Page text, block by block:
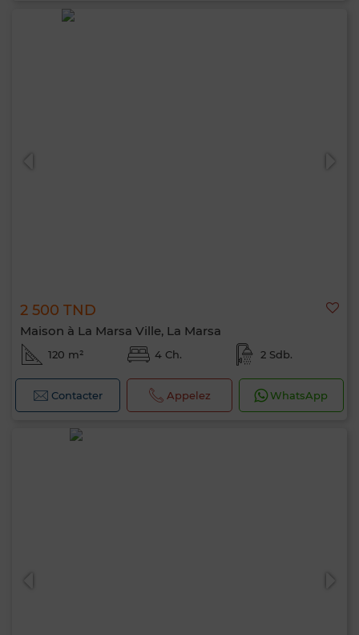
2 500 TND
Maison à La Marsa Ville, La Marsa
120 m² 4 Ch. 2 Sdb.
Contacter Appelez WhatsApp